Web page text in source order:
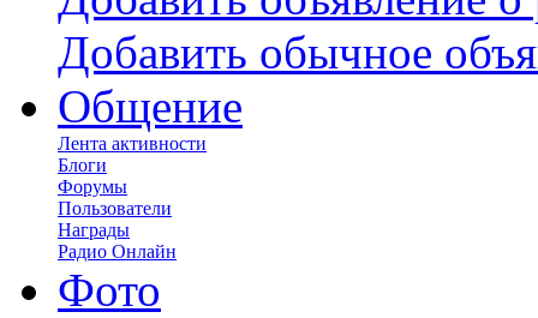
Добавить обычное
Общение
Лента активности
Блоги
Форумы
Пользователи
Награды
Радио Онлайн
Фото